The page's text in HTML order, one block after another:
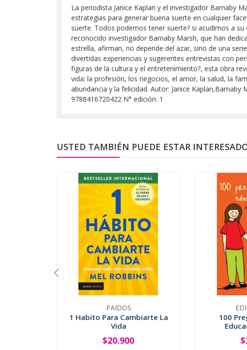
La periodista Janice Kaplan y el investigador Barnaby
estrategias para generar buena suerte en cualquier
suerte. Todos podemos tener suerte? si acudimos a
reconocido investigador Barnaby Marsh, que han
estrella, afirman, no depende del azar, sino de una
divertidas experiencias y sugerentes entrevistas con
figuras de la cultura y el entretenimiento?, esta obra
vida: la profesión, los negocios, el amor, la salud, la
abundancia y la felicidad. Autor: Janice
9788416720422 N° edición: 1
USTED TAMBIÉN PUEDE ESTAR
PAIDOS
1 Habito Para Cambiarte La
Vida
+
$20.900
100